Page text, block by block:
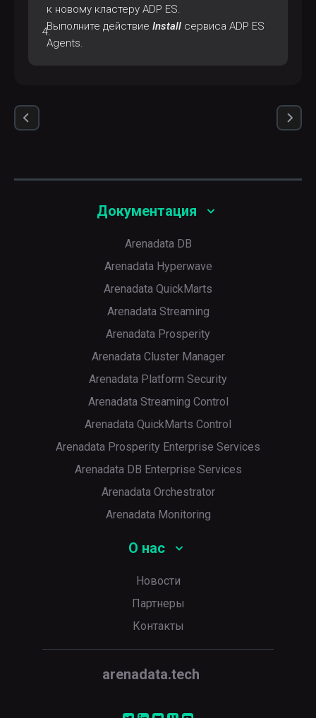
к новому кластеру ADP ES.
Выполните действие Install сервиса ADP ES
Agents.
Документация
Arenadata DB
Arenadata Hyperwave
Arenadata QuickMarts
Arenadata Streaming
Arenadata Prosperity
Arenadata Cluster Manager
Arenadata Platform Security
Arenadata Streaming Control
Arenadata QuickMarts Control
Arenadata Prosperity Enterprise Services
Arenadata DB Enterprise Services
Arenadata Orchestrator
Arenadata Monitoring
О нас
Новости
Партнеры
Контакты
arenadata.tech